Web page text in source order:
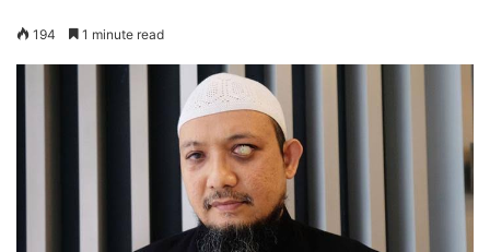
194 1 minute read